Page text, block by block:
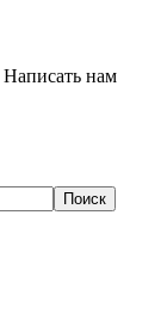
Написать нам